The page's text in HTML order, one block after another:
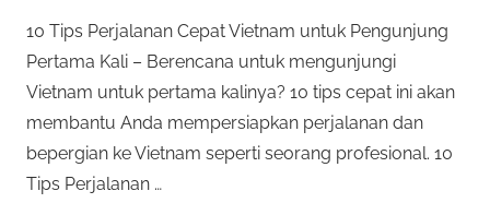
S
l
o
t
n
i
m
e
10 Tips Perjalanan Cepat Vietnam untuk Pengunjung
Pertama Kali – Berencana untuk mengunjungi
Vietnam untuk pertama kalinya? 10 tips cepat ini akan
membantu Anda mempersiapkan perjalanan dan
bepergian ke Vietnam seperti seorang profesional. 10
Tips Perjalanan …